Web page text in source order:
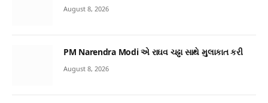
August 8, 2026
PM Narendra Modi એ રાઘવ ચઢ્ઢા સાથે મુલાકાત કરી
August 8, 2026